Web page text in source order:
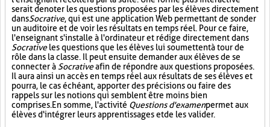
serait de noter les questions proposées par les élèves directement
dansSocrative, qui est une application Web permettant de sonder
un auditoire et de voir les résultats en temps réel. Pour ce faire,
l'enseignant s'installe à l'ordinateur et rédige directement dans
Socrativeles questions que les élèves lui soumettent à tour de
rôle dans la classe. Il peut ensuite demander aux élèves de se
connecter à Socrativeafin de répondre aux questions proposées.
Il aura ainsi un accès en temps réel aux résultats de ses élèves et
pourra, le cas échéant, apporter des précisions ou faire des
rappels sur les notions qui semblent être moins bien
comprises. En somme, l'activité Questions d'examenpermet aux
élèves d'intégrer leurs apprentissages et de les valider.